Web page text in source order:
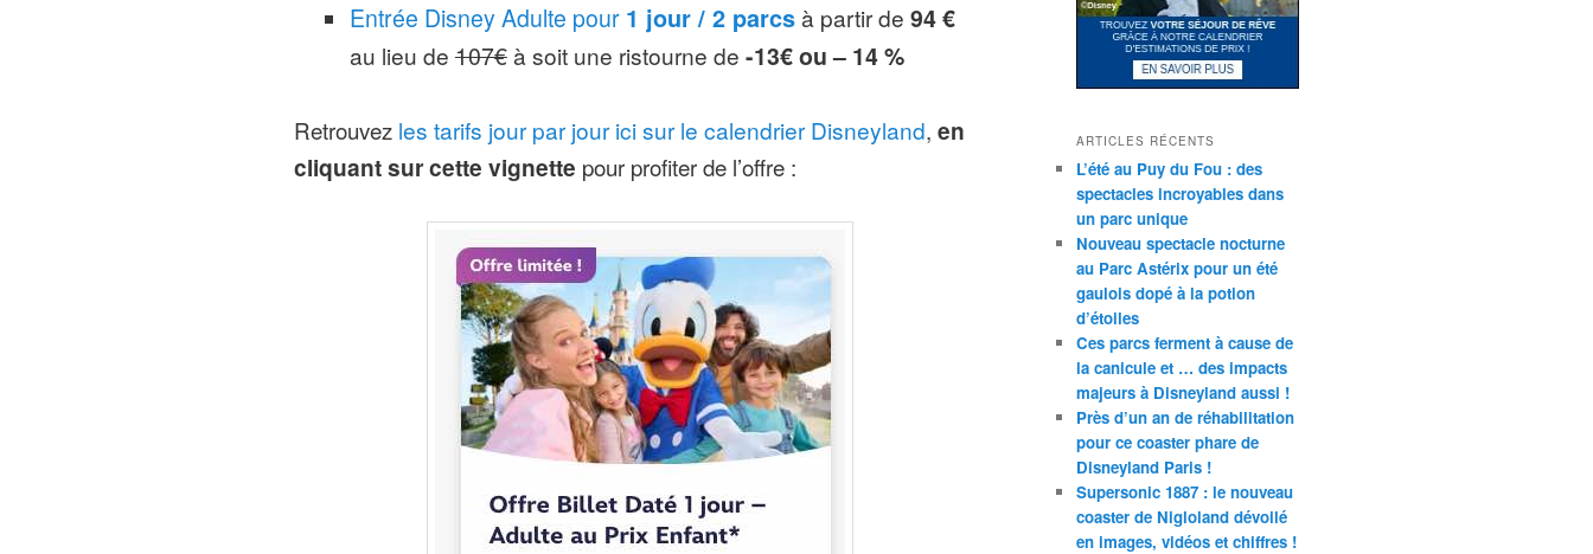
Entrée Disney Adulte pour 1 jour / 2 parcsà partir de 94 €
au lieu de107€à soit une ristourne de -13€ ou – 14 %
Retrouvez les tarifs jour par jour ici sur le calendrier Disneyland, en
cliquant sur cette vignette pour profiter de l’offre :
ARTICLES RÉCENTS
L’été au Puy du Fou : des
spectacles incroyables dans
un parc unique
Nouveau spectacle nocturne
au Parc Astérix pour un été
gaulois dopé à la potion
d’étoiles
Ces parcs ferment à cause de
la canicule et … des impacts
majeurs à Disneyland aussi !
Près d’un an de réhabilitation
pour ce coaster phare de
Disneyland Paris !
Supersonic 1887 : le nouveau
coaster de Nigloland dévoilé
en images, vidéos et chiffres !